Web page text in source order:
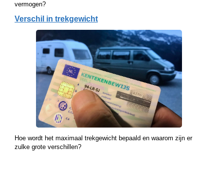
vermogen?
Verschil in trekgewicht
Hoe wordt het maximaal trekgewicht bepaald en waarom zijn er
zulke grote verschillen?